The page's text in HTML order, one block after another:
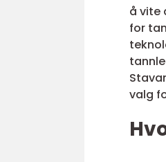
å vite
for
valg